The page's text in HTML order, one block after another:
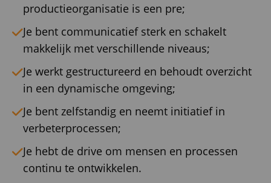
productieorganisatie is een pre;
Je bent communicatief sterk en schakelt
makkelijk met verschillende niveaus;
Je werkt gestructureerd en behoudt overzicht
in een dynamische omgeving;
Je bent zelfstandig en neemt initiatief in
verbeterprocessen;
Je hebt de drive om mensen en processen
continu te ontwikkelen.